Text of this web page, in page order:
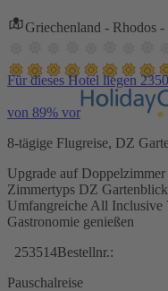
Griechenland - Rhodos
Für dieses Hotel liegen
von 89% vor
8-tägige Flugreise, DZ
Upgrade auf
Zimmertyps DZ
Umfangreiche All
Gastronomie genießen
253514Bestellnr.:
Pauschalreise